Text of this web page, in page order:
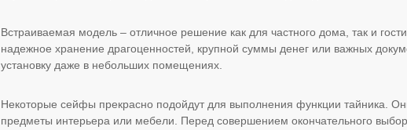
Встраиваемая модель – отличное решение как для частного дома, так и
надежное хранение драгоценностей, крупной суммы денег или важных
установку даже в небольших помещениях.
Некоторые сейфы прекрасно подойдут для выполнения функции тайника.
предметы интерьера или мебели. Перед совершением окончательного